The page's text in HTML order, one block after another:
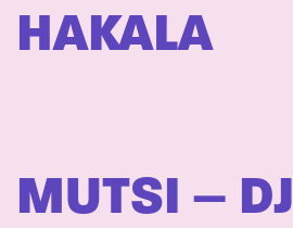
HAKALA
MUTSI – DJ